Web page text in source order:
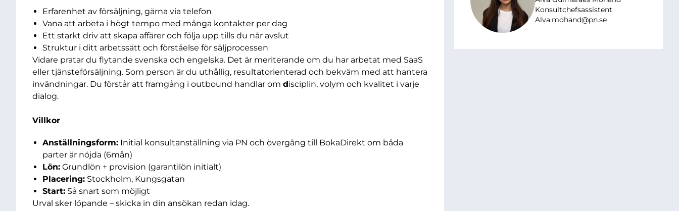
Erfarenhet av försäljning, gärna via telefon
Vana att arbeta i högt tempo med många kontakter per dag
Ett starkt driv att skapa affärer och följa upp tills du når avslut
Struktur i ditt arbetssätt och förståelse för säljprocessen
Vidare pratar du flytande svenska och engelska. Det är meriterande om du har arbetat med SaaS
eller tjänsteförsäljning. Som person är du uthållig, resultatorienterad och bekväm med att hantera
invändningar. Du förstår att framgång i outbound handlar om disciplin, volym och kvalitet i varje
dialog.
Villkor
Anställningsform: Initial konsultanställning via PN och övergång till BokaDirekt om båda
parter är nöjda (6mån)
Lön: Grundlön + provision (garantilön initialt)
Placering: Stockholm, Kungsgatan
Start: Så snart som möjligt
Urval sker löpande – skicka in din ansökan redan idag.
Konsultchefsassistent
Alva.mohand@pn.se